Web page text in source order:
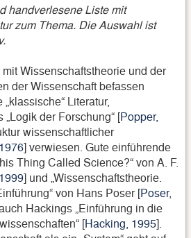
handverlesene Liste mit
zum Thema. Die Auswahl ist
Wissenschaftstheorie und der
der Wissenschaft befassen
Literatur,
der Forschung“ [Popper,
wissenschaftlicher
] verwiesen. Gute einführende
Thing Called Science?“ von A. F.
] und „Wissenschaftstheorie.
von Hans Poser [Poser,
Hackings „Einführung in die
[Hacking, 1995].